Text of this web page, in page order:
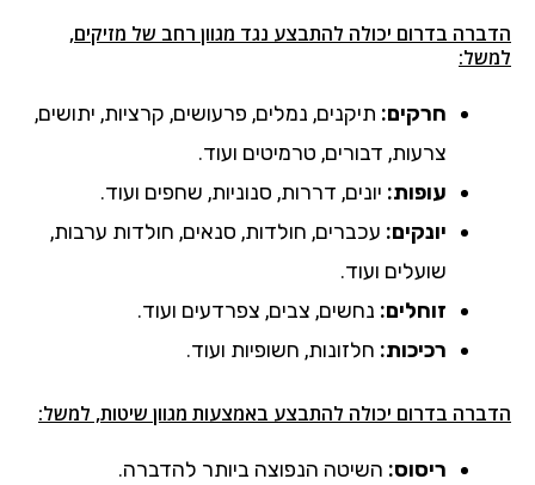
הדברה בדרום יכולה להתבצע נגד מגוון רחב של מזיקים,
למשל:
חרקים: תיקנים, נמלים, פרעושים, קרציות, יתושים,
צרעות, דבורים, טרמיטים ועוד.
עופות: יונים, דררות, סנוניות, שחפים ועוד.
יונקים: עכברים, חולדות, סנאים, חולדות ערבות,
שועלים ועוד.
זוחלים: נחשים, צבים, צפרדעים ועוד.
רכיכות: חלזונות, חשופיות ועוד.
הדברה בדרום יכולה להתבצע באמצעות מגוון שיטות, למשל:
ריסוס: השיטה הנפוצה ביותר להדברה.